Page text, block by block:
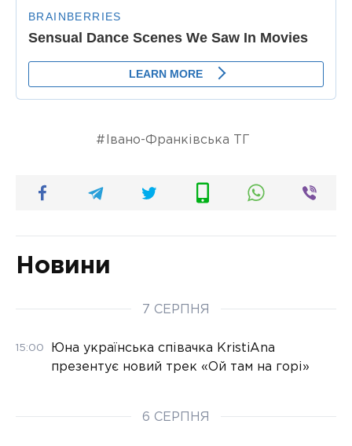
Івано-Франківська ТГ
Новини
7 СЕРПНЯ
15:00
Юна українська співачка KristiAna
презентує новий трек «Ой там на горі»
6 СЕРПНЯ